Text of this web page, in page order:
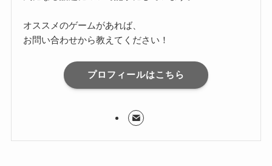
オススメのゲームがあれば、
お問い合わせから教えてください！
プロフィールはこちら